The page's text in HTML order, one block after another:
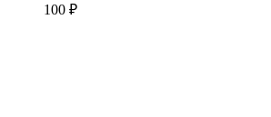
100 ₽